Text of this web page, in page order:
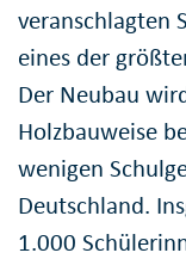
veranschlagten
eines der
Der Neubau
Holzbauweise
wenigen
Deutschland.
1.000